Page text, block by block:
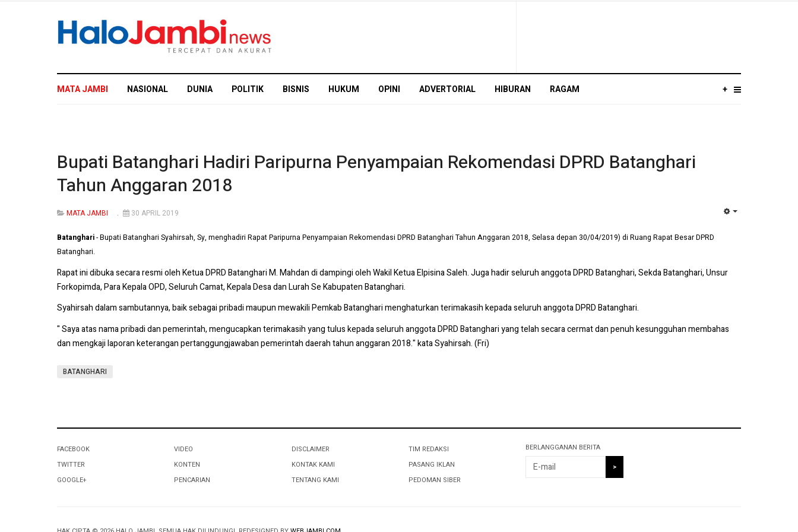
MATA JAMBI NASIONAL DUNIA POLITIK BISNIS HUKUM OPINI ADVERTORIAL HIBURAN RAGAM +
Bupati Batanghari Hadiri Paripurna Penyampaian Rekomendasi DPRD Batanghari
Tahun Anggaran 2018
MATA JAMBI 30 APRIL 2019
Batanghari- Bupati Batanghari Syahirsah, Sy, menghadiri Rapat Paripurna Penyampaian Rekomendasi DPRD Batanghari Tahun Anggaran 2018, Selasa depan 30/04/2019) di Ruang Rapat Besar DPRD
Batanghari.
Rapat ini dibuka secara resmi oleh Ketua DPRD Batanghari M. Mahdan di dampingi oleh Wakil Ketua Elpisina Saleh. Juga hadir seluruh anggota DPRD Batanghari, Sekda Batanghari, Unsur
Forkopimda, Para Kepala OPD, Seluruh Camat, Kepala Desa dan Lurah Se Kabupaten Batanghari.
Syahirsah dalam sambutannya, baik sebagai pribadi maupun mewakili Pemkab Batanghari menghaturkan terimakasih kepada seluruh anggota DPRD Batanghari.
" Saya atas nama pribadi dan pemerintah, mengucapkan terimakasih yang tulus kepada seluruh anggota DPRD Batanghari yang telah secara cermat dan penuh kesungguhan membahas
dan mengkaji laporan keterangan pertanggungjawaban pemerintah daerah tahun anggaran 2018." kata Syahirsah. (Fri)
BATANGHARI
FACEBOOK
TWITTER
GOOGLE+
VIDEO
KONTEN
PENCARIAN
DISCLAIMER
KONTAK KAMI
TENTANG KAMI
TIM REDAKSI
PASANG IKLAN
PEDOMAN SIBER
BERLANGGANAN BERITA